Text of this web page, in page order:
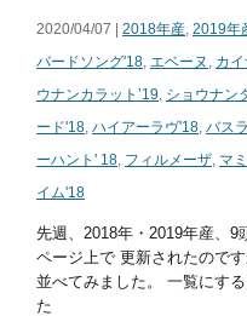
2020/04/07 | 2018年産 2019年
バードソング'18 エベーヌ カ
ウナンカラット’19 ショウナン
ード'18 ハイアーラヴ'18 バス
ーハント' 18 フィルメーザ マ
イム'18
先週、2018年・2019年産、9
ページ上で 更新されたので
並べてみました。 一覧にす
た